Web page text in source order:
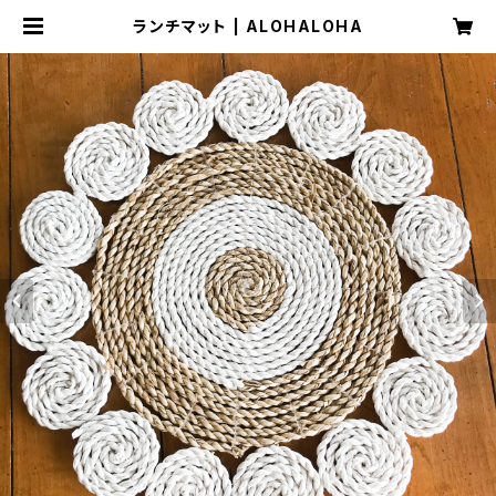
ランチマット | ALOHALOHA